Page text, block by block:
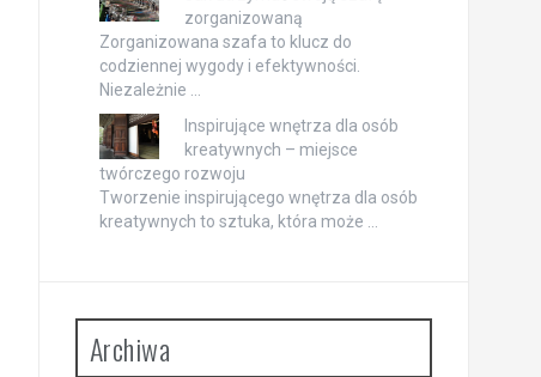
zorganizowaną
Zorganizowana szafa to klucz do
codziennej wygody i efektywności.
Niezależnie …
Inspirujące wnętrza dla osób
kreatywnych – miejsce
twórczego rozwoju
Tworzenie inspirującego wnętrza dla osób
kreatywnych to sztuka, która może …
Archiwa